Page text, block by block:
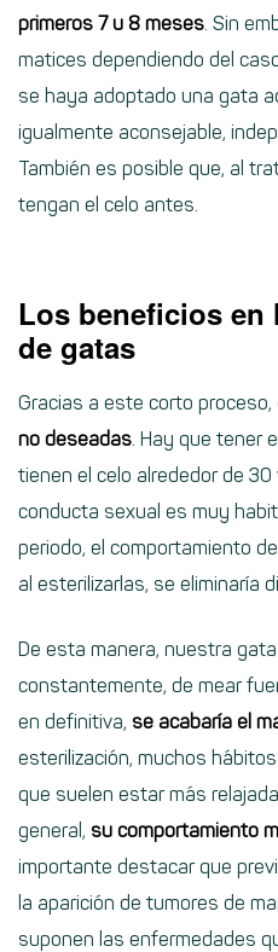
primeros 7 u 8 meses. Sin
matices dependiendo del
se haya adoptado una gata
igualmente aconsejable,
También es posible que, al
tengan el celo antes.
Los beneficios en
de gatas
Gracias a este corto proceso,
no deseadas. Hay que tener
tienen el celo alrededor de
conducta sexual es muy
periodo, el comportamiento
al esterilizarlas, se eliminaría
De esta manera, nuestra
constantemente, de mear
en definitiva, se acabaría el
esterilización, muchos
que suelen estar más
general, su comportamiento
importante destacar que
la aparición de tumores de
suponen las enfermedades